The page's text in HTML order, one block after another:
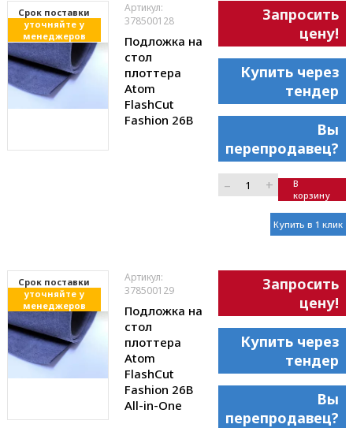
Cрок поставки
уточняйте у
менеджеров
Артикул:
378500128
Подложка на
стол
плоттера
Atom
FlashCut
Fashion 26B
Запросить
цену!
Купить через
тендер
Вы
перепродавец?
– +
В
корзину
Купить в 1 клик
Cрок поставки
уточняйте у
менеджеров
Артикул:
378500129
Подложка на
стол
плоттера
Atom
FlashCut
Fashion 26B
All-in-One
Запросить
цену!
Купить через
тендер
Вы
перепродавец?